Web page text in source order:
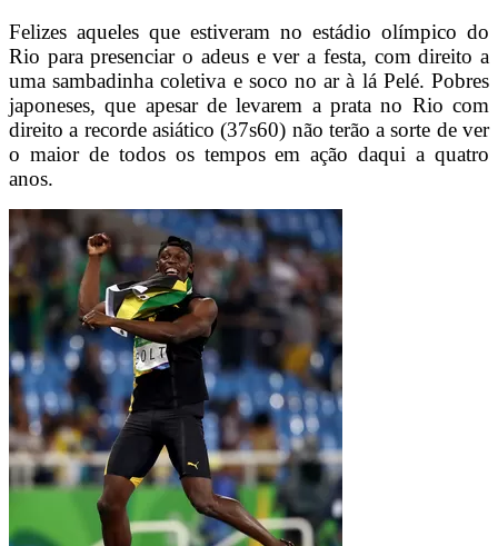
Felizes aqueles que estiveram no estádio olímpico do
Rio para presenciar o adeus e ver a festa, com direito a
uma sambadinha coletiva e soco no ar à lá Pelé. Pobres
japoneses, que apesar de levarem a prata no Rio com
direito a recorde asiático (37s60) não terão a sorte de ver
o maior de todos os tempos em ação daqui a quatro
anos.